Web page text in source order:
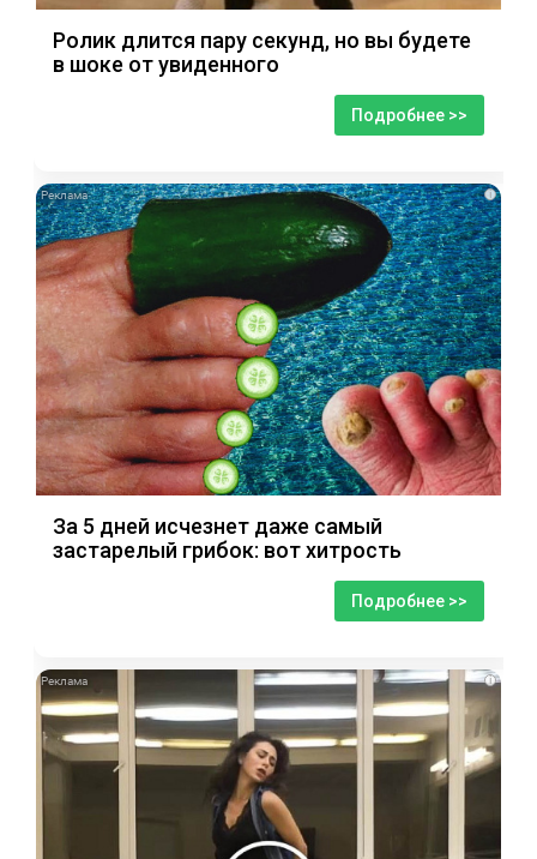
Ролик длится пару секунд, но вы будете
в шоке от увиденного
Подробнее >>
i
За 5 дней исчезнет даже самый
застарелый грибок: вот хитрость
Подробнее >>
i